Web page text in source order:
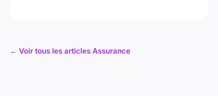
← Voir tous les articles Assurance